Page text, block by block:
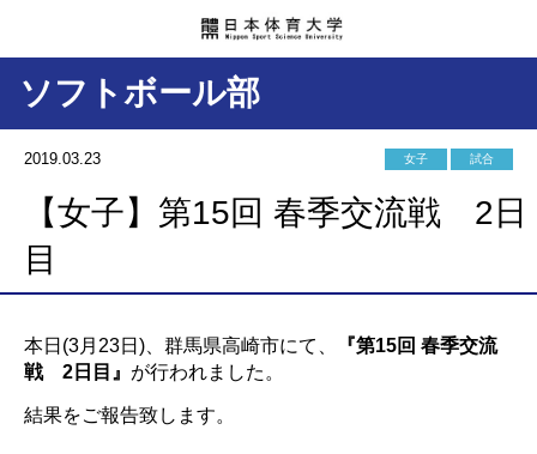
ソフトボール部
2019.03.23 女子 試合
【女子】第15回 春季交流戦 2日
目
本日(3月23日)、群馬県高崎市にて、
『第15回 春季交流
戦 2日目』 が行われました。
結果をご報告致します。